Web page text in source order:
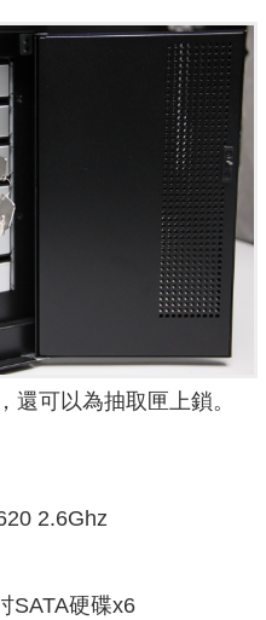
可以為抽取匣上鎖。
2.6Ghz
SATA硬碟x6